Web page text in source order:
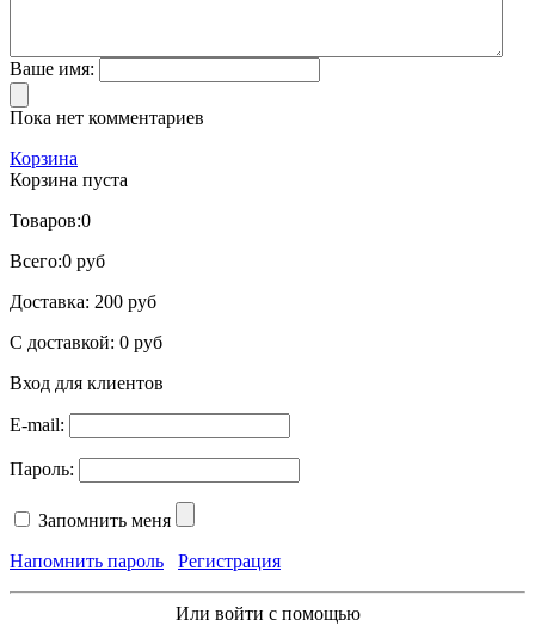
Ваше имя:
Пока нет комментариев
Корзина
Корзина пуста
Товаров:0
Всего:0 руб
Доставка: 200 руб
С доставкой: 0 руб
Вход для клиентов
E-mail:
Пароль:
Запомнить меня
Напомнить пароль
Регистрация
Или войти с помощью